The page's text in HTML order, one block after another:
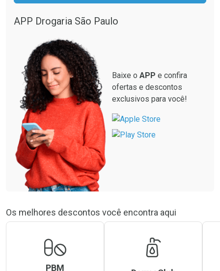
Comprar sem Desconto
Por R$ 664,02/cada
Comprar sem Desconto
Comprar sem Desconto
APP Drogaria São Paulo
Baixe o APP e confira
ofertas e descontos
exclusivos para você!
Os melhores descontos você encontra aqui
PBM